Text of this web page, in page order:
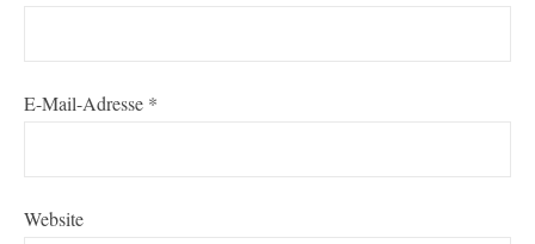
E-Mail-Adresse *
Website